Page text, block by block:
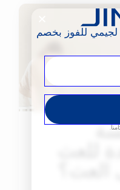
للعث
لجيمي للفوز بخصم